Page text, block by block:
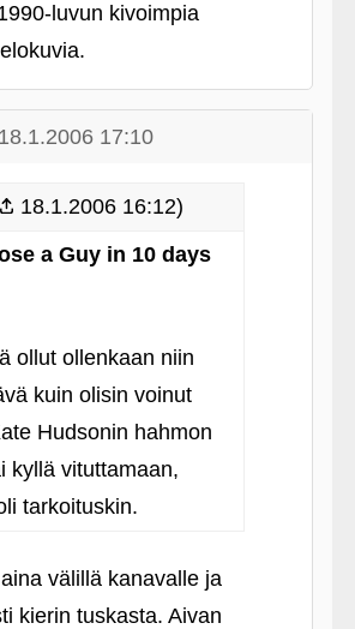
luvun kivoimpia
18.1.2006 17:10
18.1.2006 16:12)
a Guy in 10 days
ollut ollenkaan niin
kuin olisin voinut
Hudsonin hahmon
kyllä vituttamaan,
tarkoituskin.
välillä kanavalle ja
kierin tuskasta. Aivan